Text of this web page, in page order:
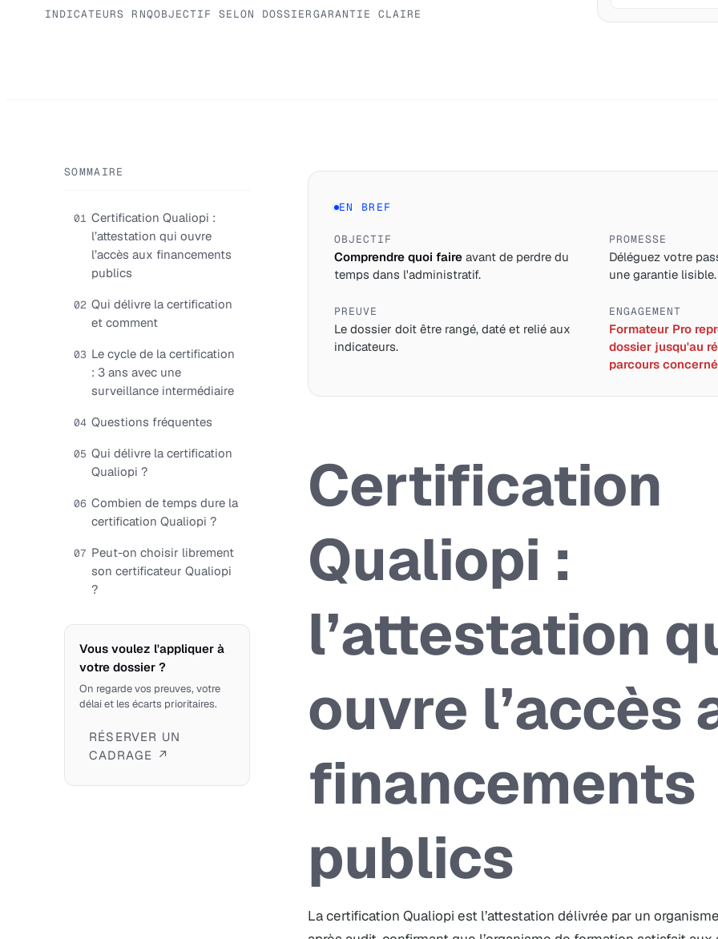
INDICATEURS RNQOBJECTIF SELON DOSSIERGARANTIE CLAIRE
SOMMAIRE
01 Certification Qualiopi :
l’attestation qui ouvre
l’accès aux financements
publics
02 Qui délivre la certification
et comment
03 Le cycle de la certification
: 3 ans avec une
surveillance intermédiaire
04 Questions fréquentes
05 Qui délivre la certification
Qualiopi ?
06 Combien de temps dure la
certification Qualiopi ?
07 Peut-on choisir librement
son certificateur Qualiopi
?
Vous voulez l'appliquer à
votre dossier ?
On regarde vos preuves, votre
délai et les écarts prioritaires.
RÉSERVER UN
CADRAGE ↗
EN BREF
OBJECTIF
Comprendre quoi faire avant de perdre du
temps dans l'administratif.
PROMESSE
Déléguez votre
une garantie lisible.
PREUVE
Le dossier doit être rangé, daté et relié aux
indicateurs.
ENGAGEMENT
Formateur Pro
dossier jusqu'au
parcours
Certification
Qualiopi :
l’attestation
ouvre l’accès
financements
publics
La certification Qualiopi est l’attestation délivrée par un